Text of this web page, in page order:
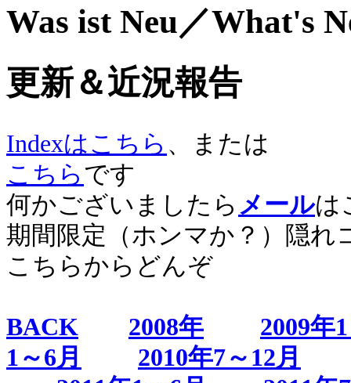
Was ist Neu／What's
更新＆近況報告
Indexはこちら 、または
こちら です
何かございましたら メールは
期間限定（ホンマか？）隠れ
こちらからどんぞ
BACK 2008年
2009年
1～6月
2010年7～12月